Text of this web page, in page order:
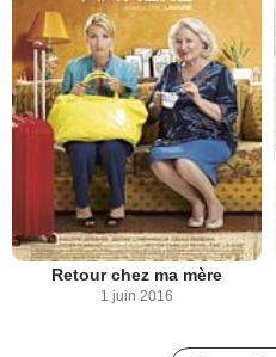
Retour chez ma mère
1 juin 2016